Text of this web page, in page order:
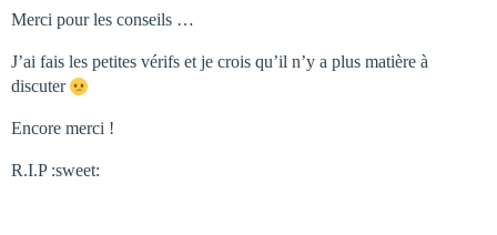
Merci pour les conseils …
J’ai fais les petites vérifs et je crois qu’il n’y a plus matière à
discuter
Encore merci !
R.I.P :sweet: